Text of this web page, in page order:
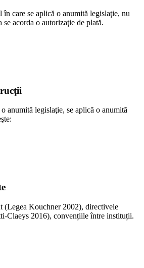
în care se aplică o anumită legislaţie, nu
acorda o autorizaţie de plată.
anumită legislaţie, se aplică o anumită
(Legea Kouchner 2002), directivele
Claeys 2016), convențiile între instituții.